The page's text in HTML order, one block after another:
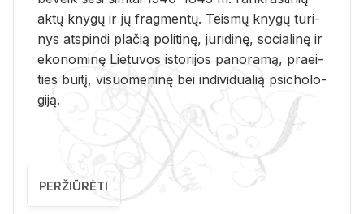
aktų kny­gų ir jų frag­men­tų. Teis­mų kny­gų tu­ri­
nys at­spin­di pla­čią po­li­ti­nę, ju­ri­di­nę, so­cia­li­nę ir
eko­no­mi­nę Lie­tu­vos is­to­ri­jos pa­no­ra­mą, pra­ei­
ties bui­tį, vi­suo­me­ni­nę bei in­di­vi­dua­lią psi­cho­lo­
gi­ją.
PERŽIŪRĖTI